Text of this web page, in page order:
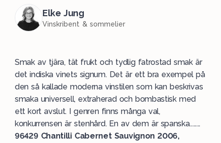
Elke Jung
Vinskribent & sommelier
Smak av tjära, tät frukt och tydlig fatrostad smak är
det indiska vinets signum. Det är ett bra exempel på
den så kallade moderna vinstilen som kan beskrivas
smaka universell, extraherad och bombastisk med
ett kort avslut. I genren finns många val,
konkurrensen är stenhård. En av dem är spanska........
96429 Chantilli Cabernet Sauvignon 2006,